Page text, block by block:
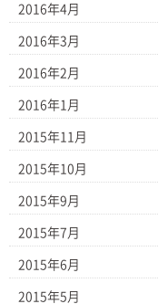
2016年4月
2016年3月
2016年2月
2016年1月
2015年11月
2015年10月
2015年9月
2015年7月
2015年6月
2015年5月